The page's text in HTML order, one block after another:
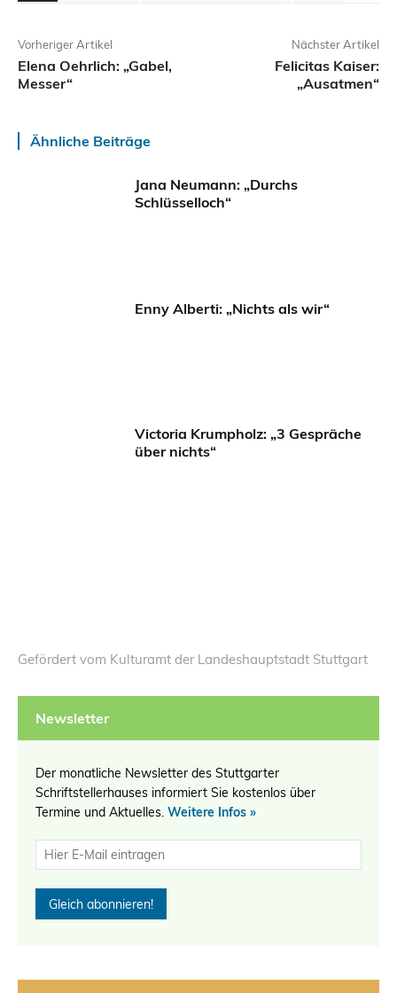
Vorheriger Artikel
Elena Oehrlich: „Gabel,
Messer“
Nächster Artikel
Felicitas Kaiser:
„Ausatmen“
Ähnliche Beiträge
Jana Neumann: „Durchs
Schlüsselloch“
Enny Alberti: „Nichts als wir“
Victoria Krumpholz: „3 Gespräche
über nichts“
Gefördert vom Kulturamt der Landeshauptstadt Stuttgart
Newsletter
Der monatliche Newsletter des Stuttgarter
Schriftstellerhauses informiert Sie kostenlos über
Termine und Aktuelles. Weitere Infos »